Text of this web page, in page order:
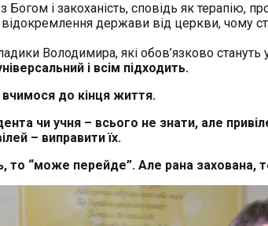
і закоханість, сповідь як терапію,
відокремлення держави від церкви, чому
Володимира, які обов’язково стануть
і всім підходить.
до кінця життя.
чи учня – всього не знати, але
– виправити їх.
то “може перейде”. Але рана захована,